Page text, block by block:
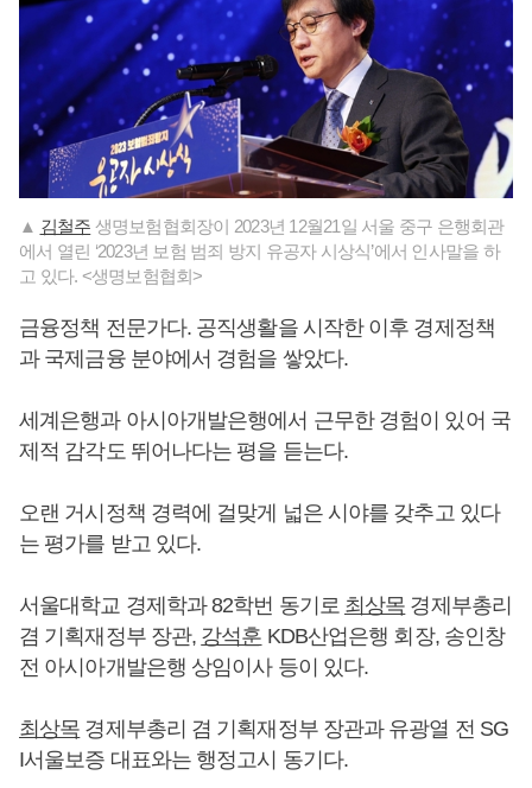
▲ 김철주 생명보험협회장이 2023년 12월21일 서울 중구 은행회관
에서 열린 ‘2023년 보험 범죄 방지 유공자 시상식’에서 인사말을 하
고 있다. <생명보험협회>
금융정책 전문가다. 공직생활을 시작한 이후 경제정책
과 국제금융 분야에서 경험을 쌓았다.
세계은행과 아시아개발은행에서 근무한 경험이 있어 국
제적 감각도 뛰어나다는 평을 듣는다.
오랜 거시정책 경력에 걸맞게 넓은 시야를 갖추고 있다
는 평가를 받고 있다.
서울대학교 경제학과 82학번 동기로 최상목 경제부총리
겸 기획재정부 장관, 강석훈 KDB산업은행 회장, 송인창
전 아시아개발은행 상임이사 등이 있다.
최상목 경제부총리 겸 기획재정부 장관과 유광열 전 SG
I서울보증 대표와는 행정고시 동기다.